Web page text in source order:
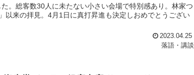
。総客数30人に未たない小さい会場で特別感あり。林家つ
以来の拝見。4月1日に真打昇進も決定しおめでとうござい
2023.04.25
落語・講談